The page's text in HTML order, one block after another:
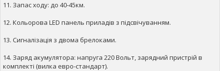
11. Запас ходу: до 40-45км.
12. Кольорова LED панель приладів з підсвічуванням.
13. Сигналізація з двома брелоками.
14. Заряд акумулятора: напруга 220 Вольт, зарядний пристрій в
комплекті (вилка евро-стандарт).